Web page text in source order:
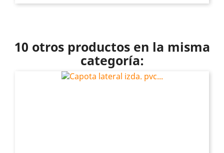
10 otros productos en la misma
categoría: